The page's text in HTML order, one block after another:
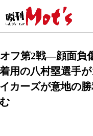
フ第2戦―顔面負
用の八村塁選手が
カーズが意地の